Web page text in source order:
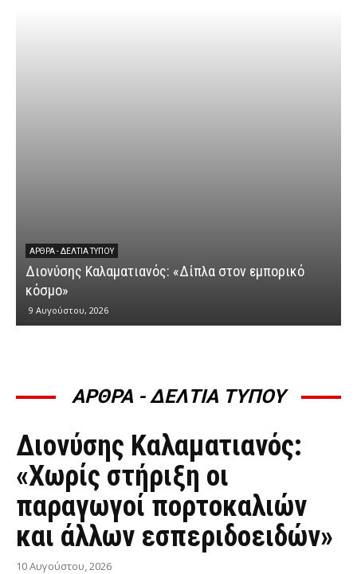
ΆΡΘΡΑ - ΔΕΛΤΊΑ ΤΎΠΟΥ
Διονύσης Καλαματιανός: «Δίπλα στον εμπορικό
κόσμο»
9 Αυγούστου, 2026
ΑΡΘΡΑ - ΔΕΛΤΙΑ ΤΥΠΟΥ
ΆΡΘΡΑ - ΔΕΛΤΊΑ ΤΎΠΟΥ
Διονύσης Καλαματιανός:
«Χωρίς στήριξη οι
παραγωγοί πορτοκαλιών
και άλλων εσπεριδοειδών»
10 Αυγούστου, 2026